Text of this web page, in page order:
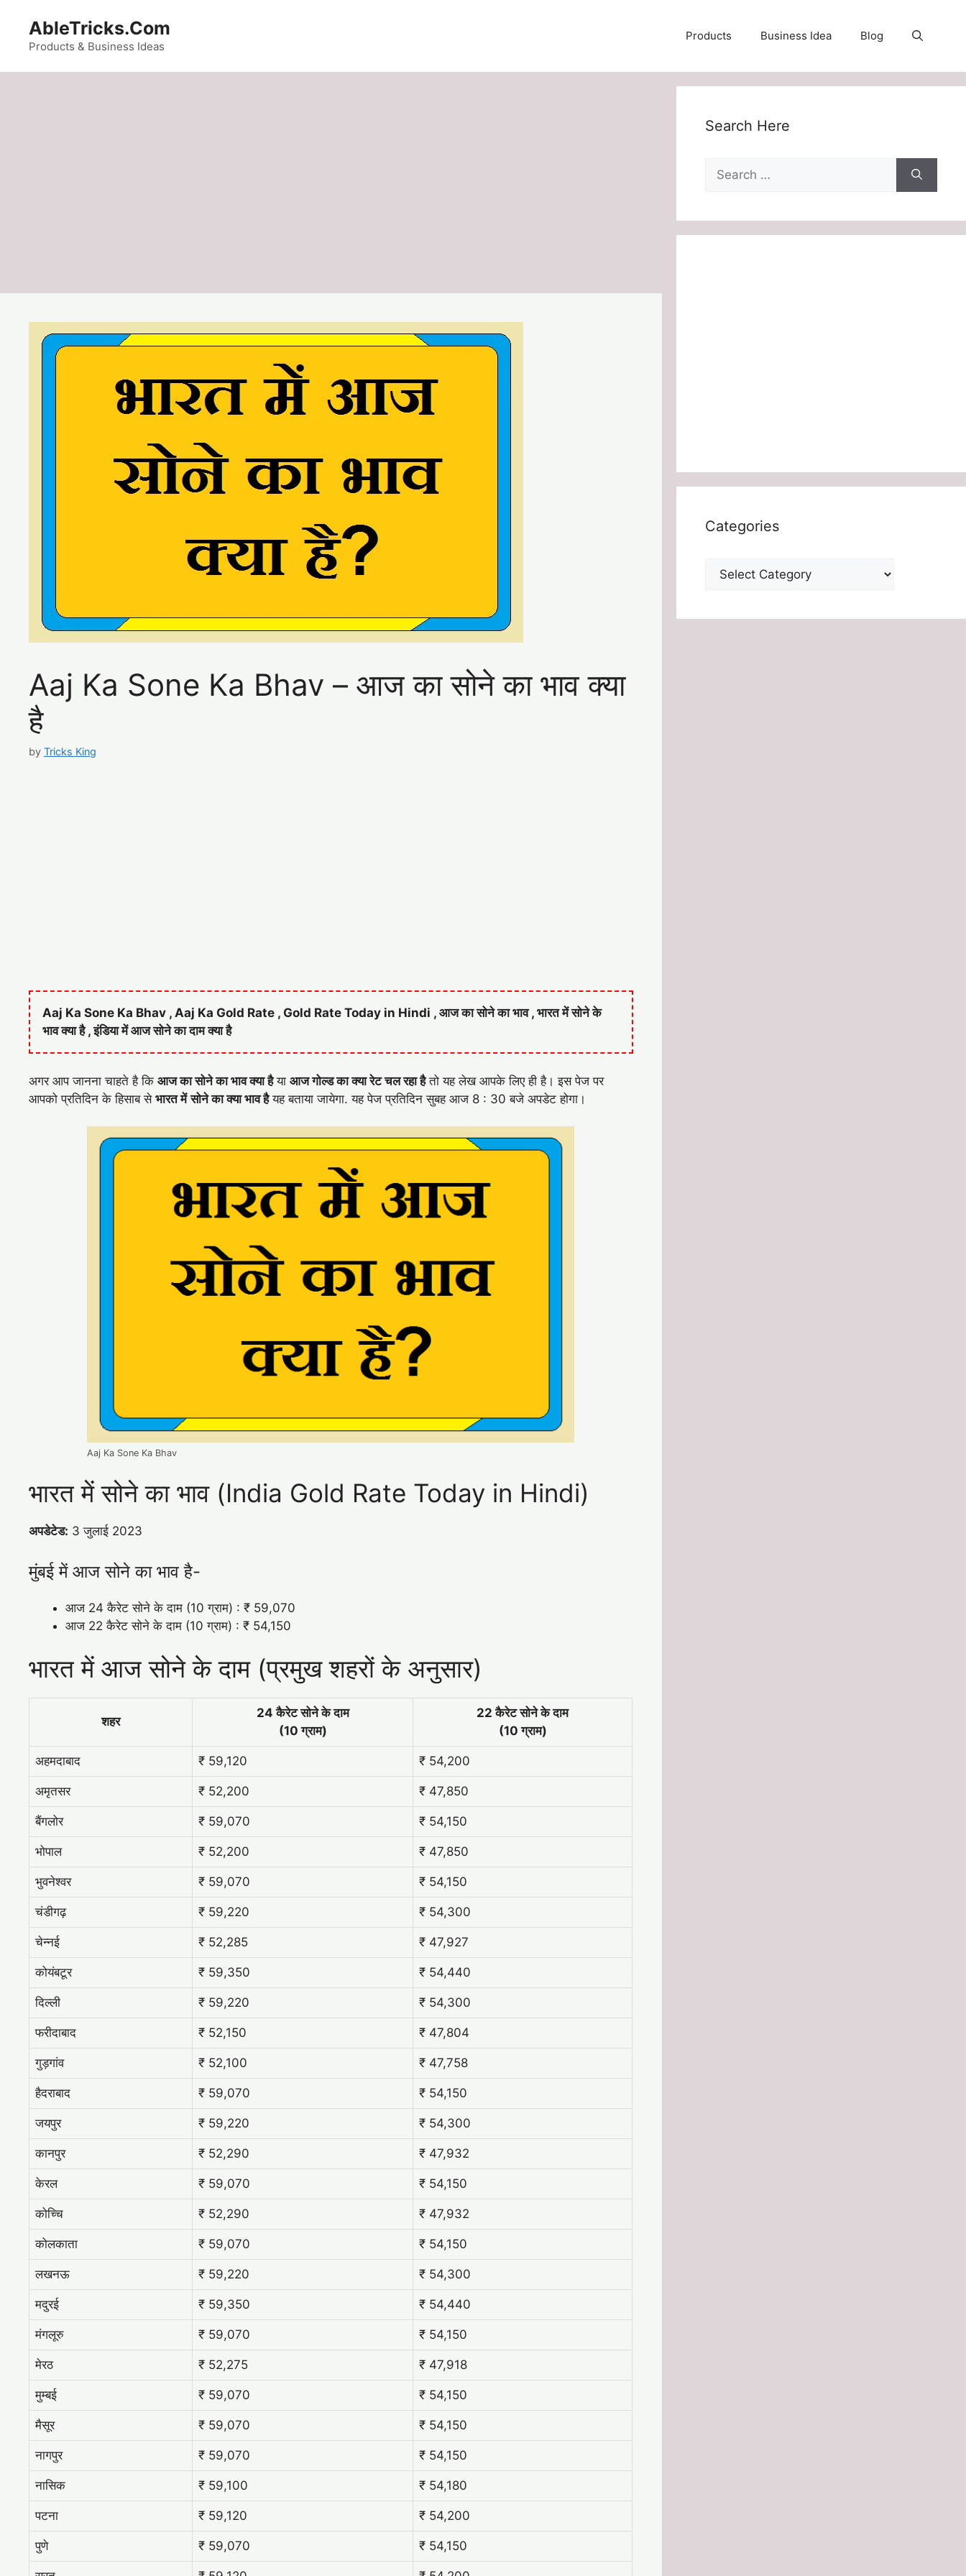
content
AbleTricks.Com
Products & Business Ideas
Products Business Idea Blog
Aaj Ka Sone Ka Bhav – आज का सोने का भाव क्या
है
by Tricks King
Aaj Ka Sone Ka Bhav , Aaj Ka Gold Rate , Gold Rate Today in Hindi , आज का सोने का भाव , भारत में सोने के
भाव क्या है , इंडिया में आज सोने का दाम क्या है
अगर आप जानना चाहते है कि आज का सोने का भाव क्या हैया आज गोल्ड का क्या रेट चल रहा हैतो यह लेख आपके लिए ही है। इस पेज पर
आपको प्रतिदिन के हिसाब से भारत में सोने का क्या भाव हैयह बताया जायेगा. यह पेज प्रतिदिन सुबह आज 8 : 30 बजे अपडेट होगा।
Aaj Ka Sone Ka Bhav
भारत में सोने का भाव (India Gold Rate Today in Hindi)
अपडेटेड: 3 जुलाई 2023
मुंबई में आज सोने का भाव है-
आज 24 कैरेट सोने के दाम (10 ग्राम) : ₹ 59,070
आज 22 कैरेट सोने के दाम (10 ग्राम) : ₹ 54,150
भारत में आज सोने के दाम (प्रमुख शहरों के अनुसार)
शहर
24 कैरेट सोने के दाम
(10 ग्राम)
22 कैरेट सोने के दाम
(10 ग्राम)
अहमदाबाद ₹ 59,120 ₹ 54,200
अमृतसर ₹ 52,200 ₹ 47,850
बैंगलोर ₹ 59,070 ₹ 54,150
भोपाल ₹ 52,200 ₹ 47,850
भुवनेश्वर ₹ 59,070 ₹ 54,150
चंडीगढ़ ₹ 59,220 ₹ 54,300
चेन्नई ₹ 52,285 ₹ 47,927
कोयंबटूर ₹ 59,350 ₹ 54,440
दिल्ली ₹ 59,220 ₹ 54,300
फरीदाबाद ₹ 52,150 ₹ 47,804
गुड़गांव ₹ 52,100 ₹ 47,758
हैदराबाद ₹ 59,070 ₹ 54,150
जयपुर ₹ 59,220 ₹ 54,300
कानपुर ₹ 52,290 ₹ 47,932
केरल ₹ 59,070 ₹ 54,150
कोच्चि ₹ 52,290 ₹ 47,932
कोलकाता ₹ 59,070 ₹ 54,150
लखनऊ ₹ 59,220 ₹ 54,300
मदुरई ₹ 59,350 ₹ 54,440
मंगलूरु ₹ 59,070 ₹ 54,150
मेरठ ₹ 52,275 ₹ 47,918
मुम्बई ₹ 59,070 ₹ 54,150
मैसूर ₹ 59,070 ₹ 54,150
नागपुर ₹ 59,070 ₹ 54,150
नासिक ₹ 59,100 ₹ 54,180
पटना ₹ 59,120 ₹ 54,200
पुणे ₹ 59,070 ₹ 54,150
Search Here
Search
for:
Categories
Categories